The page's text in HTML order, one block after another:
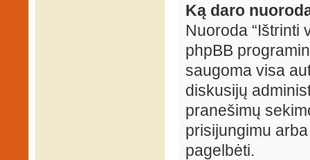
Ką daro
Nuoroda “Ištrinti
phpBB
saugoma visa
diskusijų
pranešimų
prisijungimu
pagelbėti.